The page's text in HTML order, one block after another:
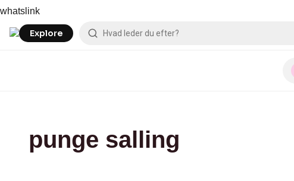
to
content
whatslink
Explore
punge salling